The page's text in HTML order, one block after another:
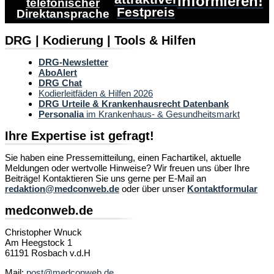
telefonischer
Direktansprache
Festpreis
DRG | Kodierung | Tools & Hilfen
DRG-Newsletter
AboAlert
DRG Chat
Kodierleitfäden & Hilfen 2026
DRG Urteile & Krankenhausrecht Datenbank
Personaliaim Krankenhaus- & Gesundheitsmarkt
Ihre Expertise ist gefragt!
Sie haben eine Pressemitteilung, einen Fachartikel, aktuelle
Meldungen oder wertvolle Hinweise? Wir freuen uns über Ihre
Beiträge! Kontaktieren Sie uns gerne per E-Mail an
redaktion@medconweb.de oder über unser Kontaktformular
medconweb.de
Christopher Wnuck
Am Heegstock 1
61191 Rosbach v.d.H